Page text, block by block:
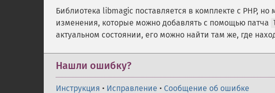
Библиотека libmagic поставляется в комплекте с PHP,
изменения, которые можно добавлять с помощью патча
актуальном состоянии, его можно найти там же, где
Нашли ошибку?
Инструкция • Исправление • Сообщение об ошибке